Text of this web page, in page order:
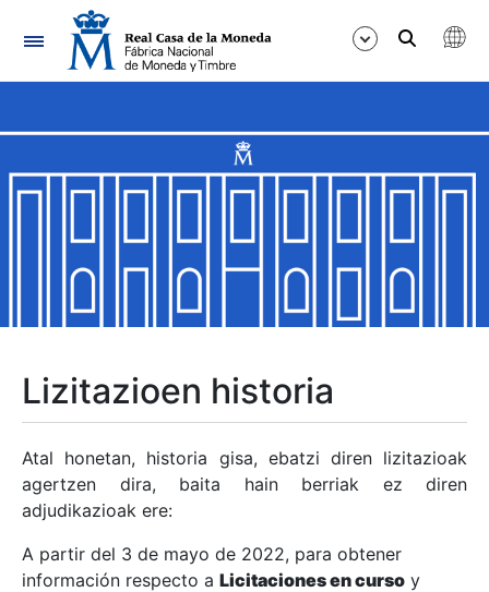
Nabigazioa
Erakutsi/Ezkutatu
Erakutsi/Ezkutatu
Erakutsi/Ezkutatu
Erakutsi/Ezkutatu
Erakutsi/Ezkutatu
Lizitazioen historia
Atal honetan, historia gisa, ebatzi diren lizitazioak
agertzen dira, baita hain berriak ez diren
adjudikazioak ere:
A partir del 3 de mayo de 2022, para obtener
información respecto a Licitaciones en curso y